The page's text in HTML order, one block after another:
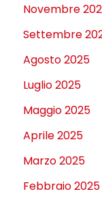
Novembre
Settembre
Agosto 2025
Luglio 2025
Maggio 2025
Aprile 2025
Marzo 2025
Febbraio 2025